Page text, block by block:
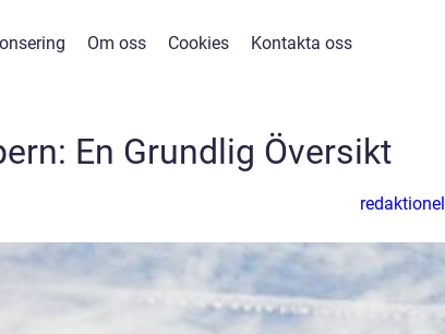
Om oss Cookies Kontakta oss
En Grundlig Översikt
redaktionel